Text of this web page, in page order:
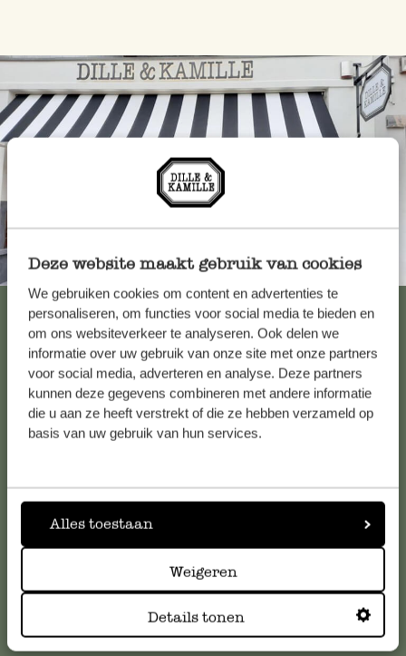
Deze website maakt gebruik van cookies
We gebruiken cookies om content en advertenties te
personaliseren, om functies voor social media te bieden en
om ons websiteverkeer te analyseren. Ook delen we
informatie over uw gebruik van onze site met onze partners
voor social media, adverteren en analyse. Deze partners
kunnen deze gegevens combineren met andere informatie
die u aan ze heeft verstrekt of die ze hebben verzameld op
basis van uw gebruik van hun services.
Alles toestaan
Weigeren
Details tonen
Altijd in de buurt
Bekijk alle 62 winkels
Klantenservice
Voor vragen, tips of hulp kun je contact opnemen met onze
klantenservice@dille-kamille.com